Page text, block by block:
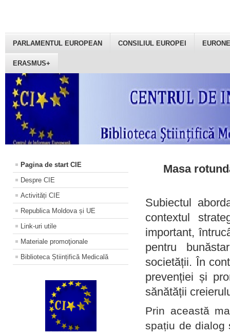
PARLAMENTUL EUROPEAN CONSILIUL EUROPEI
ERASMUS+
Pagina de start CIE
Despre CIE
Activități CIE
Republica Moldova și UE
Link-uri utile
Materiale promoţionale
Biblioteca Științifică Medicală
Masa
Subiectul
contextul
important,
pentru
societății. În
prevenției și
sănătății
Prin această
spațiu de dialog